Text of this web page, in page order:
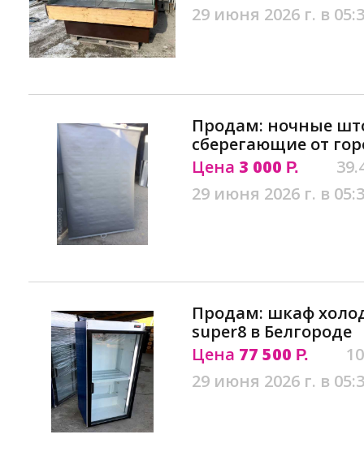
29 июня 2026 г. в
Продам: ночные
сберегающие от
Цена 3 000 Р.
29 июня 2026 г. в
Продам: шкаф
super8 в Белгороде
Цена 77 500 Р.
29 июня 2026 г. в